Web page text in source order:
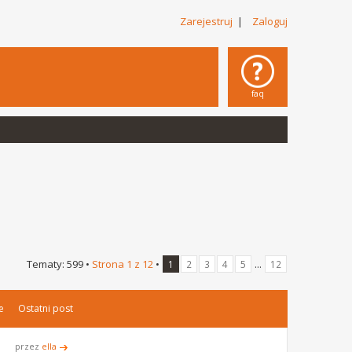
Zarejestruj | Zaloguj
faq
Tematy: 599 • Strona 1 z 12 • 1 2 3 4 5 ... 12
Ostatni post
przez ella